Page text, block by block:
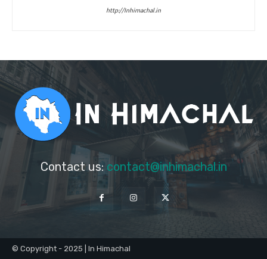
http://Inhimachal.in
Contact us: contact@inhimachal.in
© Copyright - 2025 | In Himachal